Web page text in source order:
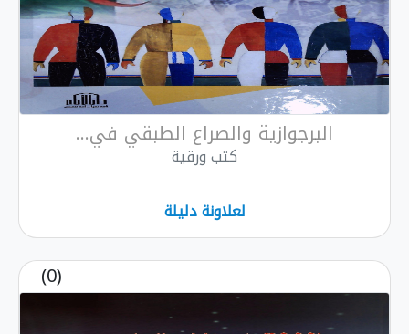
البرجوازية والصراع الطبقي في...
كتب ورقية
لعلاونة دليلة